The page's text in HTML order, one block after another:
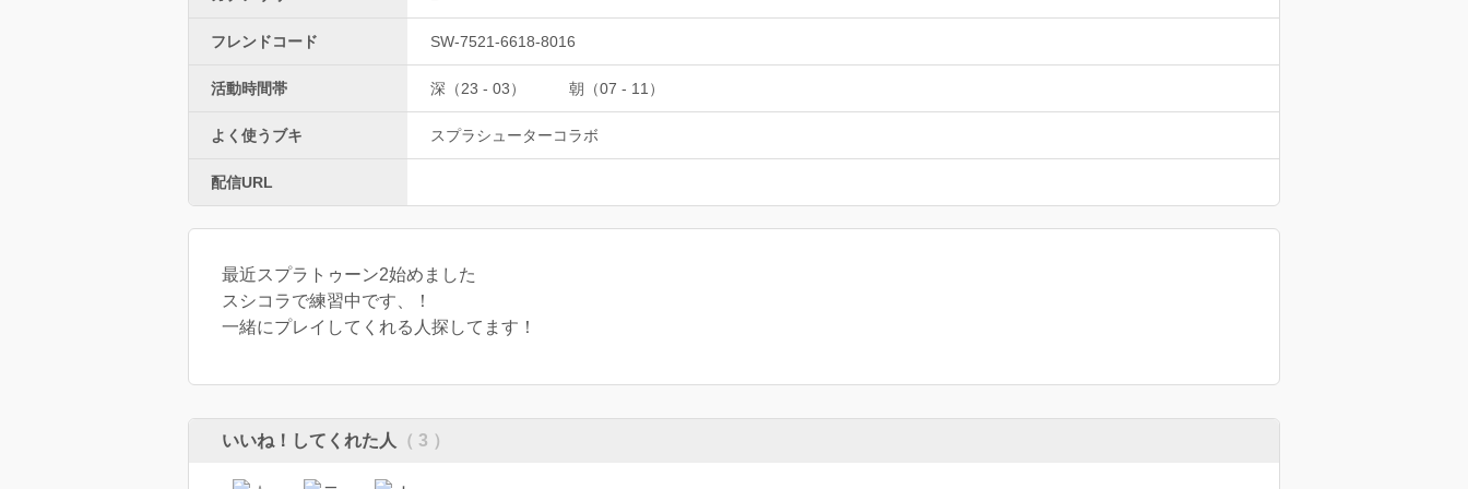
フレンドコード SW-7521-6618-8016
活動時間帯 深（23 - 03） 朝（07 - 11）
よく使うブキ スプラシューターコラボ
配信URL
最近スプラトゥーン2始めました
スシコラで練習中です、！
一緒にプレイしてくれる人探してます！
いいね！してくれた人 （ 3 ）